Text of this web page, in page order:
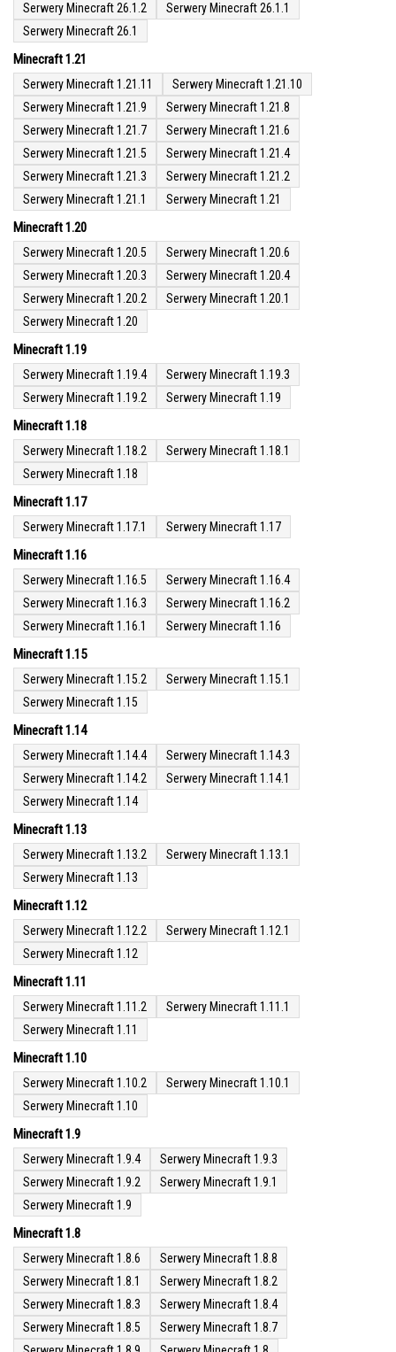
Serwery Minecraft 26.1.2
Serwery Minecraft 26.1.1
Serwery Minecraft 26.1
Minecraft 1.21
Serwery Minecraft 1.21.11
Serwery Minecraft 1.21.10
Serwery Minecraft 1.21.9
Serwery Minecraft 1.21.8
Serwery Minecraft 1.21.7
Serwery Minecraft 1.21.6
Serwery Minecraft 1.21.5
Serwery Minecraft 1.21.4
Serwery Minecraft 1.21.3
Serwery Minecraft 1.21.2
Serwery Minecraft 1.21.1
Serwery Minecraft 1.21
Minecraft 1.20
Serwery Minecraft 1.20.5
Serwery Minecraft 1.20.6
Serwery Minecraft 1.20.3
Serwery Minecraft 1.20.4
Serwery Minecraft 1.20.2
Serwery Minecraft 1.20.1
Serwery Minecraft 1.20
Minecraft 1.19
Serwery Minecraft 1.19.4
Serwery Minecraft 1.19.3
Serwery Minecraft 1.19.2
Serwery Minecraft 1.19
Minecraft 1.18
Serwery Minecraft 1.18.2
Serwery Minecraft 1.18.1
Serwery Minecraft 1.18
Minecraft 1.17
Serwery Minecraft 1.17.1 Serwery Minecraft 1.17
Minecraft 1.16
Serwery Minecraft 1.16.5
Serwery Minecraft 1.16.4
Serwery Minecraft 1.16.3
Serwery Minecraft 1.16.2
Serwery Minecraft 1.16.1
Serwery Minecraft 1.16
Minecraft 1.15
Serwery Minecraft 1.15.2
Serwery Minecraft 1.15.1
Serwery Minecraft 1.15
Minecraft 1.14
Serwery Minecraft 1.14.4
Serwery Minecraft 1.14.3
Serwery Minecraft 1.14.2
Serwery Minecraft 1.14.1
Serwery Minecraft 1.14
Minecraft 1.13
Serwery Minecraft 1.13.2
Serwery Minecraft 1.13.1
Serwery Minecraft 1.13
Minecraft 1.12
Serwery Minecraft 1.12.2
Serwery Minecraft 1.12.1
Serwery Minecraft 1.12
Minecraft 1.11
Serwery Minecraft 1.11.2
Serwery Minecraft 1.11.1
Serwery Minecraft 1.11
Minecraft 1.10
Serwery Minecraft 1.10.2
Serwery Minecraft 1.10.1
Serwery Minecraft 1.10
Minecraft 1.9
Serwery Minecraft 1.9.4
Serwery Minecraft 1.9.3
Serwery Minecraft 1.9.2
Serwery Minecraft 1.9.1
Serwery Minecraft 1.9
Minecraft 1.8
Serwery Minecraft 1.8.6
Serwery Minecraft 1.8.8
Serwery Minecraft 1.8.1
Serwery Minecraft 1.8.2
Serwery Minecraft 1.8.3
Serwery Minecraft 1.8.4
Serwery Minecraft 1.8.5
Serwery Minecraft 1.8.7